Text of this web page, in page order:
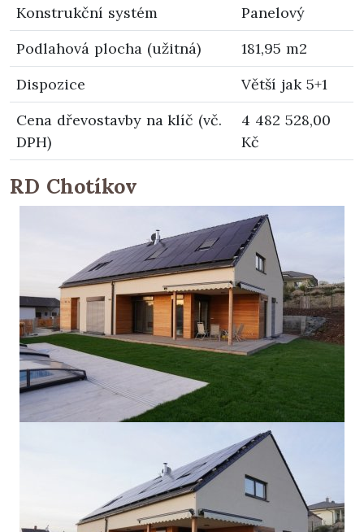
Konstrukční systém
Panelový
Podlahová plocha (užitná)
181,95 m2
Dispozice
Větší jak 5+1
Cena dřevostavby na klíč (vč.
DPH)
4 482 528,00
Kč
RD Chotíkov